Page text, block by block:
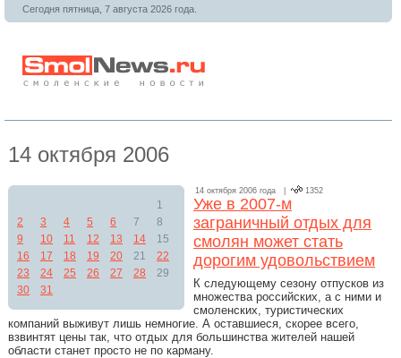
Сегодня пятница, 7 августа 2026 года.
14 октября 2006
1
2
3 4 5 6 7
8
9
10 11 12 13 14
15
16
17 18 19 20 21
22
23
24 25 26 27 28
29
30
31
14 октября 2006 года | 1352
Уже в 2007-м
заграничный отдых для
смолян может стать
дорогим удовольствием
К следующему сезону отпусков из
множества российских, а с ними и
смоленских, туристических
компаний выживут лишь немногие. А оставшиеся, скорее всего,
взвинтят цены так, что отдых для большинства жителей нашей
области станет просто не по карману.